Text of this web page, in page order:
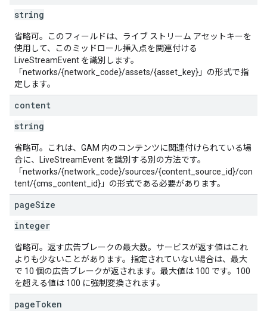
string
省略可。このフィールドは、ライブ ストリーム アセットキーを
使用して、このミッドロール挿入点を関連付ける
LiveStreamEvent を識別します。
「networks/{network_code}/assets/{asset_key}」の形式で指
定します。
content
string
省略可。これは、GAM 内のコンテンツに関連付けられている場
合に、LiveStreamEvent を識別する別の方法です。
「networks/{network_code}/sources/{content_source_id}/con
tent/{cms_content_id}」の形式である必要があります。
pageSize
integer
省略可。返す広告ブレークの最大数。サービスが返す値はこれ
よりも少ないことがあります。指定されていない場合は、最大
で 10 個の広告ブレークが返されます。最大値は 100 です。100
を超える値は 100 に強制変換されます。
pageToken